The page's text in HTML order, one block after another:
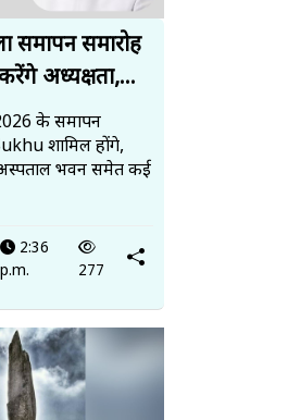
समापन समारोह
अध्यक्षता,...
के समापन
शामिल होंगे,
भवन समेत कई
2:36
p.m.
277